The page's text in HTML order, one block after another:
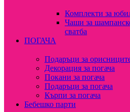
Комплекти за
Чаши за
сватба
ПОГАЧА
Подаръци за
Декорация за погача
Покани за погача
Подаръци за погача
Кърпи за погача
Бебешко парти